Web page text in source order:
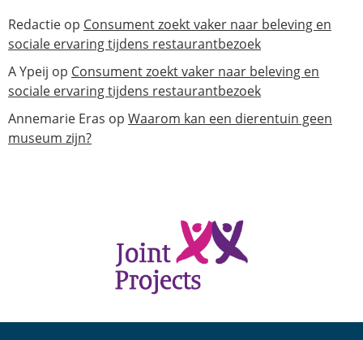
Redactie op Consument zoekt vaker naar beleving en
sociale ervaring tijdens restaurantbezoek
A Ypeij op Consument zoekt vaker naar beleving en
sociale ervaring tijdens restaurantbezoek
Annemarie Eras op Waarom kan een dierentuin geen
museum zijn?